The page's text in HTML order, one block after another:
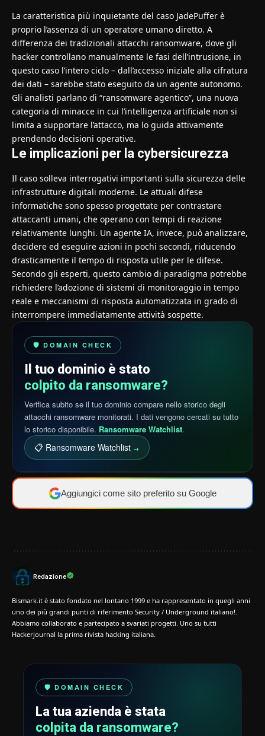
La caratteristica più inquietante del caso JadePuffer è
proprio l’assenza di un operatore umano diretto. A
differenza dei tradizionali attacchi ransomware, dove gli
hacker controllano manualmente le fasi dell’intrusione, in
questo caso l’intero ciclo – dall’accesso iniziale alla cifratura
dei dati – sarebbe stato eseguito da un agente autonomo.
Gli analisti parlano di “ransomware agentico”, una nuova
categoria di minacce in cui l’intelligenza artificiale non si
limita a supportare l’attacco, ma lo guida attivamente
prendendo decisioni operative.
Le implicazioni per la cybersicurezza
Il caso solleva interrogativi importanti sulla sicurezza delle
infrastrutture digitali moderne. Le attuali difese
informatiche sono spesso progettate per contrastare
attaccanti umani, che operano con tempi di reazione
relativamente lunghi. Un agente IA, invece, può analizzare,
decidere ed eseguire azioni in pochi secondi, riducendo
drasticamente il tempo di risposta utile per le difese.
Secondo gli esperti, questo cambio di paradigma potrebbe
richiedere l’adozione di sistemi di monitoraggio in tempo
reale e meccanismi di risposta automatizzata in grado di
interrompere immediatamente attività sospette.
🛡️ DOMAIN CHECK
Il tuo dominio è stato
colpito da ransomware?
Verifica subito se il tuo dominio compare nello storico degli
attacchi ransomware monitorati. I dati vengono cercati su tutto
lo storico disponibile. Ransomware Watchlist.
📋 Ransomware Watchlist →
Aggiungici come sito preferito su Google
Redazione
Bismark.it è stato fondato nel lontano 1999 e ha rappresentato in quegli anni
uno dei più grandi punti di riferimento Security / Underground italiano!.
Abbiamo collaborato e partecipato a svariati progetti. Uno su tutti
Hackerjournal la prima rivista hacking italiana.
🛡️ DOMAIN CHECK
La tua azienda è stata
colpita da ransomware?